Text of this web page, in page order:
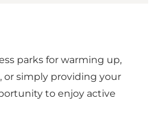
parks for warming up,
or simply providing your
to enjoy active